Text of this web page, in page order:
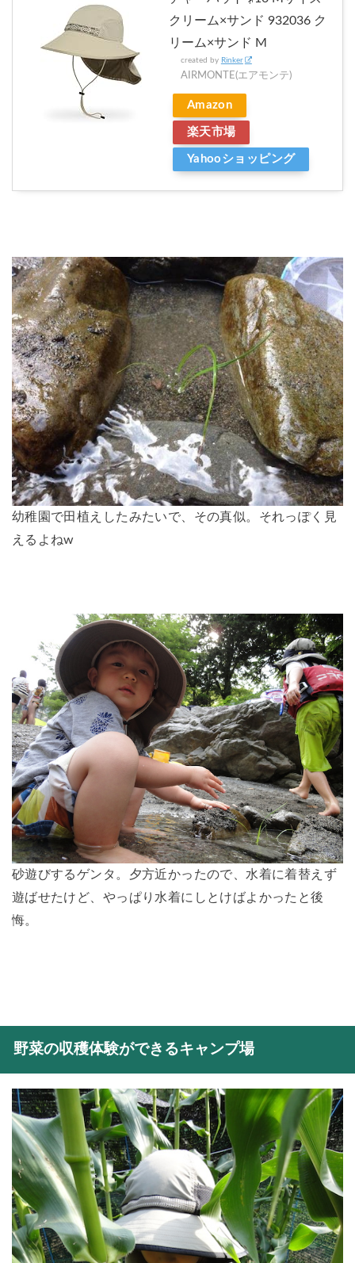
クリーム×サンド 932036 ク
リーム×サンド M
created by Rinker
AIRMONTE(エアモンテ)
Amazon
楽天市場
Yahooショッピング
幼稚園で田植えしたみたいで、その真似。それっぽく見
えるよねw
砂遊びするゲンタ。夕方近かったので、水着に着替えず
遊ばせたけど、やっぱり水着にしとけばよかったと後
悔。
野菜の収穫体験ができるキャンプ場